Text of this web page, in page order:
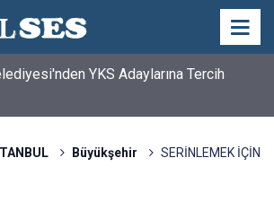
YKS Adaylarına Tercih
Büyükşehir
SERİNLEMEK İÇİN